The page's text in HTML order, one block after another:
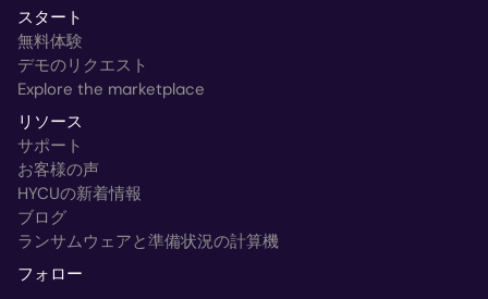
スタート
無料体験
デモのリクエスト
Explore the marketplace
リソース
サポート
お客様の声
HYCUの新着情報
ブログ
ランサムウェアと準備状況の計算機
フォロー